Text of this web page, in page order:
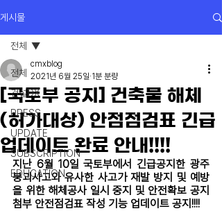
게시물
전체
건설DX
PRESS
UPDATE
SUBSCRIPTION
EDUCATION
전체
[국토부 공지] 건축물 해체
(허가대상) 안점점검표 긴급
업데이트 완료 안내!!!!
cmxblog
2021년 6월 25일 1분 분량
지난 6월 10일 국토부에서 긴급공지한 광주
붕괴사고와 유사한 사고가 재발 방지 및 예방
을 위한 해체공사 일시 중지 및 안전확보 공지
첨부 안전점검표 작성 기능 업데이트 공지!!!!